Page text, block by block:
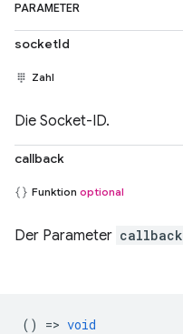
PARAMETER
socketId
Zahl
Die Socket-ID.
callback
Funktion optional
Der Parameter callback
() => void